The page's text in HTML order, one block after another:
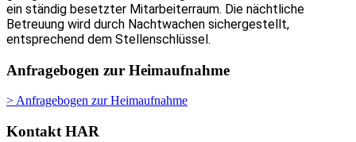
ein ständig besetzter Mitarbeiterraum. Die nächtliche
Betreuung wird durch Nachtwachen sichergestellt,
entsprechend dem Stellenschlüssel.
Anfragebogen zur Heimaufnahme
> Anfragebogen zur Heimaufnahme
Kontakt HAR